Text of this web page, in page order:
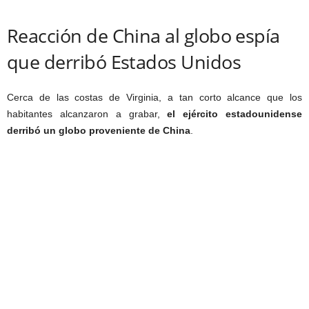
Reacción de China al globo espía
que derribó Estados Unidos
Cerca de las costas de Virginia, a tan corto alcance que los
habitantes alcanzaron a grabar,el ejército estadounidense
derribó un globo proveniente de China